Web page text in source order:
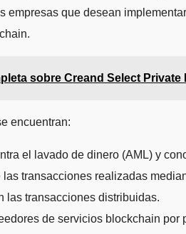
empresas que desean
sobre Creand Select
encuentran:
el lavado de dinero (AML) y
transacciones realizadas
las transacciones distribuidas.
de servicios blockchain por